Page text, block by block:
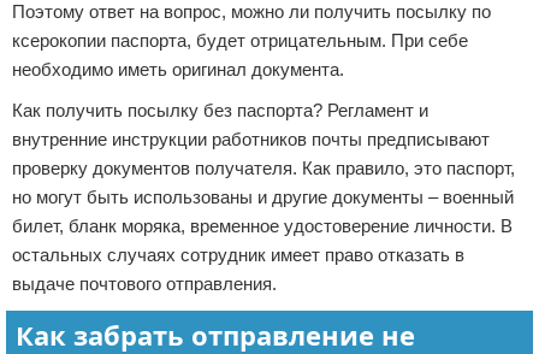
Поэтому ответ на вопрос, можно ли получить посылку по
ксерокопии паспорта, будет отрицательным. При себе
необходимо иметь оригинал документа.
Как получить посылку без паспорта? Регламент и
внутренние инструкции работников почты предписывают
проверку документов получателя. Как правило, это паспорт,
но могут быть использованы и другие документы – военный
билет, бланк моряка, временное удостоверение личности. В
остальных случаях сотрудник имеет право отказать в
выдаче почтового отправления.
Как забрать отправление не